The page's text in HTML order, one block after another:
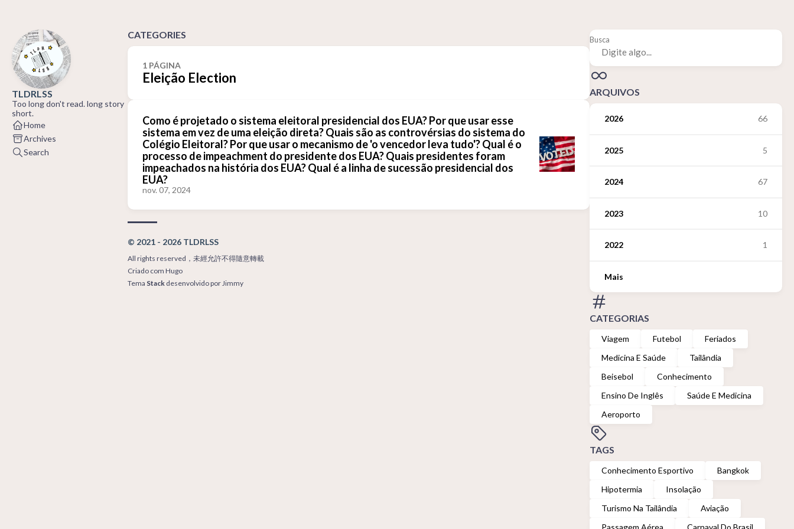
TLDRLSS
Too long don't read. long story
short.
Home
Archives
Search
Busca
ARQUIVOS
2026 66
2025 5
2024 67
2023 10
2022 1
Mais
CATEGORIAS
Viagem Futebol
Feriados
Medicina E Saúde
Tailândia
Beisebol
Conhecimento
Ensino De Inglês
Saúde E Medicina
Aeroporto
TAGS
Conhecimento Esportivo
Bangkok
Hipotermia
Insolação
Turismo Na Tailândia
Aviação
Passagem Aérea
Carnaval Do Brasil
CATEGORIES
1 PÁGINA
Eleição Election
Como é projetado o sistema eleitoral presidencial dos EUA? Por que usar esse
sistema em vez de uma eleição direta? Quais são as controvérsias do sistema do
Colégio Eleitoral? Por que usar o mecanismo de 'o vencedor leva tudo'? Qual é o
processo de impeachment do presidente dos EUA? Quais presidentes foram
impeachados na história dos EUA? Qual é a linha de sucessão presidencial dos
EUA?
nov. 07, 2024
© 2021 - 2026 TLDRLSS
All rights reserved，未經允許不得隨意轉載
Criado com Hugo
Tema Stackdesenvolvido porJimmy